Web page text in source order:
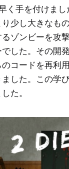
く手を付けま
少し大きなも
ゾンビーを攻
した。その開
コードを再利
した。この学
た。